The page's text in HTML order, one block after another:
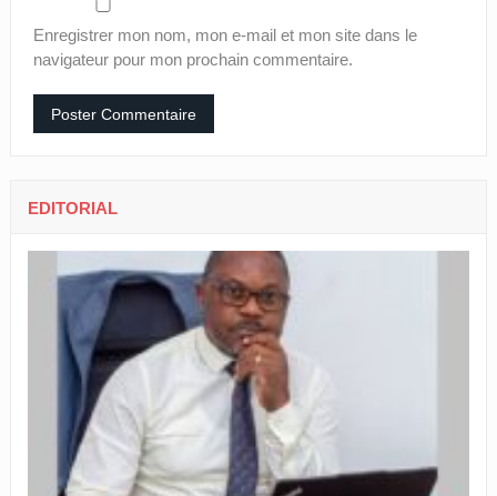
Enregistrer mon nom, mon e-mail et mon site dans le
navigateur pour mon prochain commentaire.
EDITORIAL